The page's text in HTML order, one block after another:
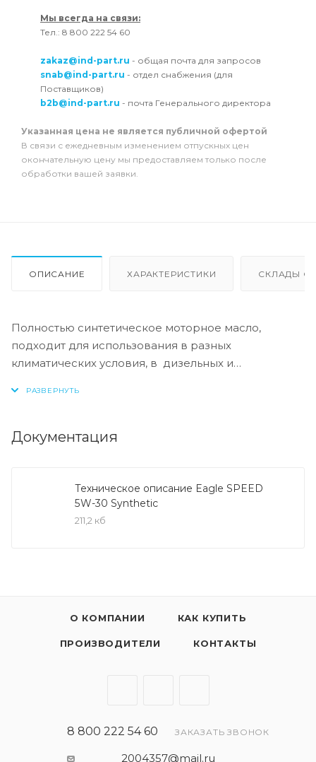
Мы всегда на связи:
Тел.: 8 800 222 54 60
zakaz@ind-part.ru - общая почта для запросов
snab@ind-part.ru - отдел снабжения (для
Поставщиков)
b2b@ind-part.ru - почта Генерального директора
Указанная цена не является публичной офертой
В связи с ежедневным изменением отпускных цен
окончательную цену мы предоставляем только после
обработки вашей заявки.
ОПИСАНИЕ ХАРАКТЕРИСТИКИ СКЛАДЫ
Полностью синтетическое моторное масло,
подходит для использования в разных
климатических условия, в дизельных и
комплексных систем очистки выхлопных газов
Масло Eagle SPEED Synthetic 5W-30 / 5W-40
применяется на автомобилях с бензиновыми и
дизельными двигателями, для которых
благодаря сбалансированному пакету присадок
спецификации мировых производителей
автомобилей и применяется с сажевыми
Документация
Техническое описание Eagle SPEED
5W-30 Synthetic
211,2 кб
О КОМПАНИИ КАК КУПИТЬ
ПРОИЗВОДИТЕЛИ КОНТАКТЫ
8 800 222 54 60 ЗАКАЗАТЬ ЗВОНОК
2004357@mail.ru